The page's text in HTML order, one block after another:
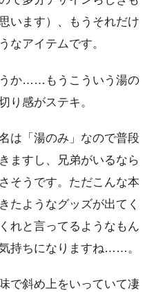
います）、もうそれだけ
なアイテムです。
か……もうこういう湯の
感がステキ。
は「湯のみ」なので普段
ますし、兄弟がいるなら
そうです。ただこんな本
たようなグッズが出てく
れと言ってるようなもん
持ちになりますね……。
で斜め上をいっていて凄